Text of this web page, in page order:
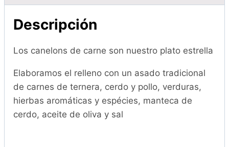
unitats)
cantidad
Descripción
Los canelons de carne son nuestro plato estrella
Elaboramos el relleno con un asado tradicional
de carnes de ternera, cerdo y pollo, verduras,
hierbas aromáticas y espécies, manteca de
cerdo, aceite de oliva y sal